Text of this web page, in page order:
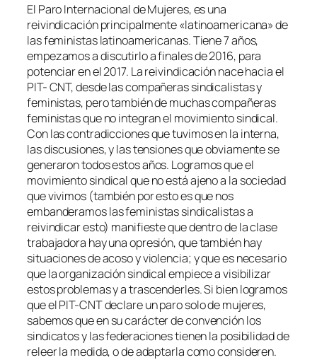
El Paro Internacional de Mujeres, es una
reivindicación principalmente «latinoamericana» de
las feministas latinoamericanas. Tiene 7 años,
empezamos a discutirlo a finales de 2016, para
potenciar en el 2017. La reivindicación nace hacia el
PIT- CNT, desde las compañeras sindicalistas y
feministas, pero también de muchas compañeras
feministas que no integran el movimiento sindical.
Con las contradicciones que tuvimos en la interna,
las discusiones, y las tensiones que obviamente se
generaron todos estos años. Logramos que el
movimiento sindical que no está ajeno a la sociedad
que vivimos (también por esto es que nos
embanderamos las feministas sindicalistas a
reivindicar esto) manifieste que dentro de la clase
trabajadora hay una opresión, que también hay
situaciones de acoso y violencia; y que es necesario
que la organización sindical empiece a visibilizar
estos problemas y a trascenderles. Si bien logramos
que el PIT-CNT declare un paro solo de mujeres,
sabemos que en su carácter de convención los
sindicatos y las federaciones tienen la posibilidad de
releer la medida, o de adaptarla como consideren.